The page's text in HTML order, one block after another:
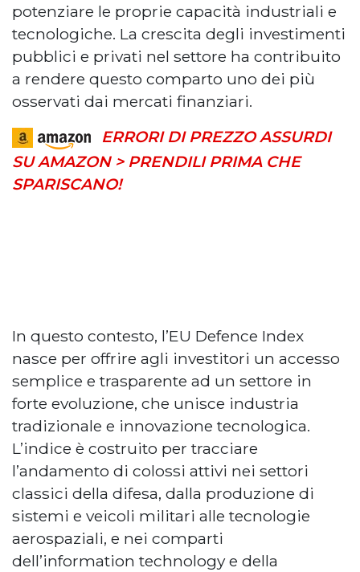
potenziare le proprie capacità industriali e
tecnologiche. La crescita degli investimenti
pubblici e privati nel settore ha contribuito
a rendere questo comparto uno dei più
osservati dai mercati finanziari.
ERRORI DI PREZZO ASSURDI
SU AMAZON > PRENDILI PRIMA CHE
SPARISCANO!
In questo contesto, l’EU Defence Index
nasce per offrire agli investitori un accesso
semplice e trasparente ad un settore in
forte evoluzione, che unisce industria
tradizionale e innovazione tecnologica.
L’indice è costruito per tracciare
l’andamento di colossi attivi nei settori
classici della difesa, dalla produzione di
sistemi e veicoli militari alle tecnologie
aerospaziali, e nei comparti
dell’information technology e della